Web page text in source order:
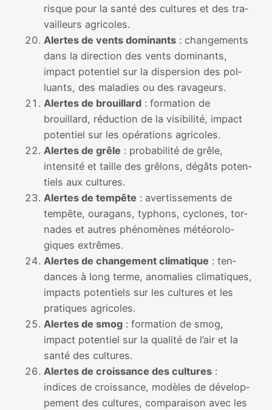
risque pour la san­té des cultures et des tra­
vailleurs agri­coles.
Alertes de vents domi­nants : chan­ge­ments
dans la direc­tion des vents domi­nants,
impact poten­tiel sur la dis­per­sion des pol­
luants, des mala­dies ou des rava­geurs.
Alertes de brouillard : for­ma­tion de
brouillard, réduc­tion de la visi­bi­li­té, impact
poten­tiel sur les opé­ra­tions agri­coles.
Alertes de grêle : pro­ba­bi­li­té de grêle,
inten­si­té et taille des grê­lons, dégâts poten­
tiels aux cultures.
Alertes de tem­pête : aver­tis­se­ments de
tem­pête, oura­gans, typhons, cyclones, tor­
nades et autres phé­no­mènes météo­ro­lo­
giques extrêmes.
Alertes de chan­ge­ment cli­ma­tique : ten­
dances à long terme, ano­ma­lies cli­ma­tiques,
impacts poten­tiels sur les cultures et les
pra­tiques agri­coles.
Alertes de smog : for­ma­tion de smog,
impact poten­tiel sur la qua­li­té de l’air et la
san­té des cultures.
Alertes de crois­sance des cultures :
indices de crois­sance, modèles de déve­lop­
pe­ment des cultures, com­pa­rai­son avec les